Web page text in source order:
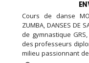
Cours de danse
ZUMBA, DANSES DE
de gymnastique
des professeurs
milieu passionnant